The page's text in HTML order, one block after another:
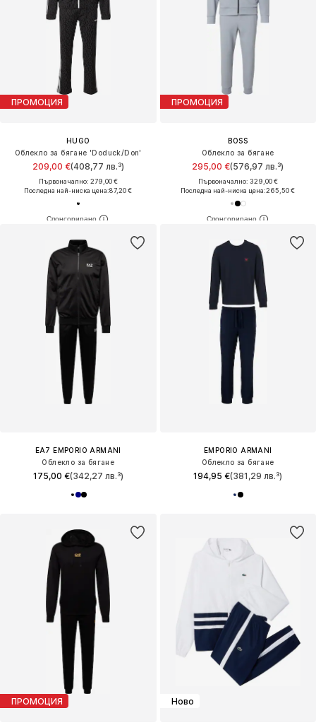
ПРОМОЦИЯ
HUGO
Облекло за бягане 'Doduck/Don'
209,00 €(408,77 лв.³)
Първоначално: 279,00 €
Последна най-ниска цена:87,20 €
ПРОМОЦИЯ
BOSS
Облекло за бягане
295,00 €(576,97 лв.³)
Първоначално: 329,00 €
Последна най-ниска цена:265,50 €
EA7 EMPORIO ARMANI
Облекло за бягане
175,00 €(342,27 лв.³)
EMPORIO ARMANI
Облекло за бягане
194,95 €(381,29 лв.³)
ПРОМОЦИЯ Ново